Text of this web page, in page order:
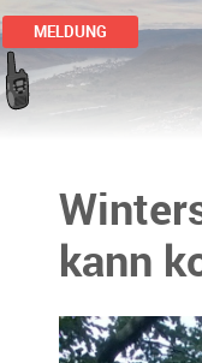
MELDUNG
kann